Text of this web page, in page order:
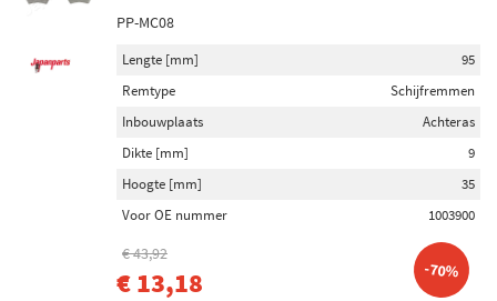
PP-MC08
Lengte [mm]
95
Remtype
Schijfremmen
Inbouwplaats
Achteras
Dikte [mm]
9
Hoogte [mm]
35
Voor OE nummer
1003900
€ 43,92
€ 13,18 -70%